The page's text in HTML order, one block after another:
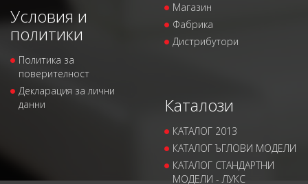
Условия и
политики
Политика за
поверителност
Декларация за лични
данни
Магазин
Фабрика
Дистрибутори
Каталози
КАТАЛОГ 2013
КАТАЛОГ ЪГЛОВИ МОДЕЛИ
КАТАЛОГ СТАНДАРТНИ
МОДЕЛИ - ЛУКС